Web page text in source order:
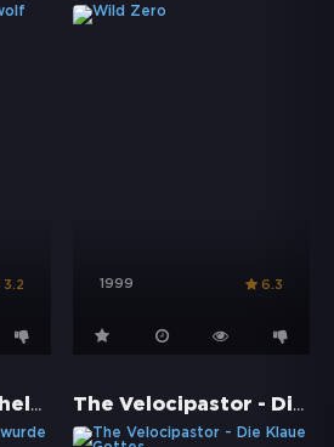
3.2 1999 6.3
Wie ich ein Superheld wurde The Velocipastor - Die Klaue Gottes